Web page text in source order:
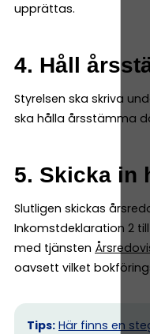
upprättas.
4. Håll
Styrelsen ska skriva
ska hålla årsstämma
5. Skicka in
Slutligen skickas
Inkomstdeklaration 2
med tjänsten
oavsett vilket
Tips: Här finns en